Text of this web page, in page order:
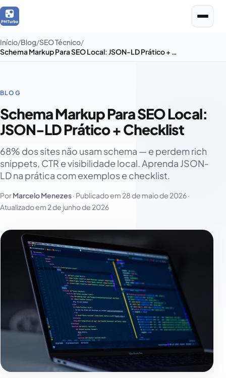
Início Blog SEO Técnico
BLOG
Schema Markup Para SEO Local:
JSON-LD Prático + Checklist
68% dos sites não usam schema — e perdem rich
snippets, CTR e visibilidade local. Aprenda JSON-
LD na prática com exemplos e checklist.
PorMarcelo Menezes· Publicado em 28 de maio de 2026·
Atualizado em 2 de junho de 2026